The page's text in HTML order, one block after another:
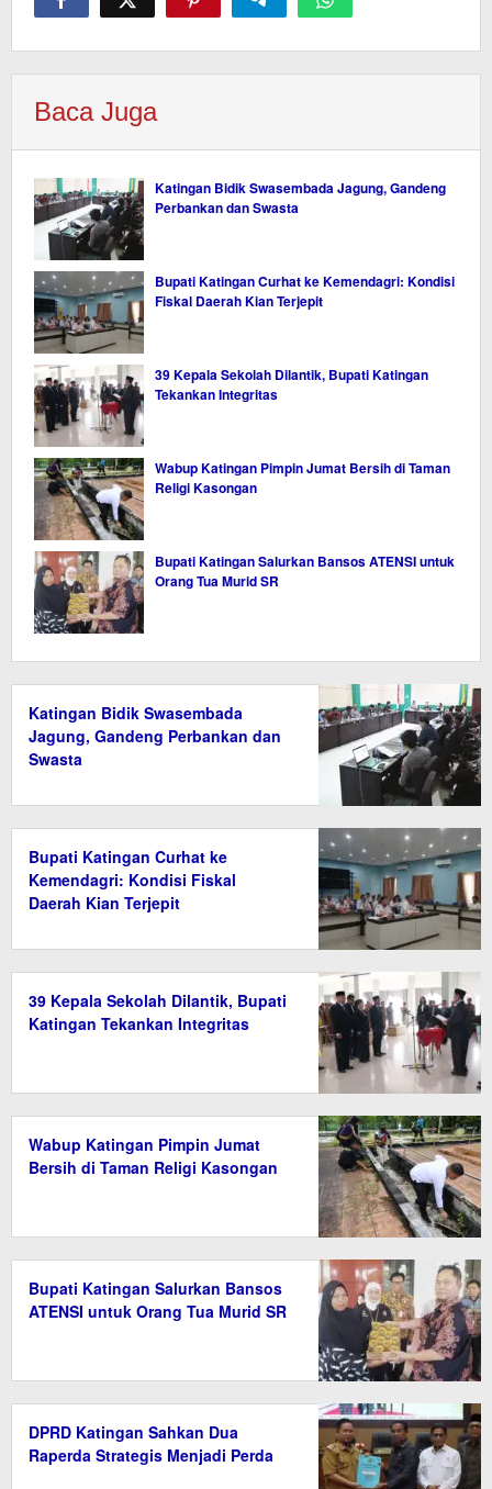
Baca Juga
Katingan Bidik Swasembada Jagung, Gandeng
Perbankan dan Swasta
Bupati Katingan Curhat ke Kemendagri: Kondisi
Fiskal Daerah Kian Terjepit
39 Kepala Sekolah Dilantik, Bupati Katingan
Tekankan Integritas
Wabup Katingan Pimpin Jumat Bersih di Taman
Religi Kasongan
Bupati Katingan Salurkan Bansos ATENSI untuk
Orang Tua Murid SR
Katingan Bidik Swasembada
Jagung, Gandeng Perbankan dan
Swasta
Bupati Katingan Curhat ke
Kemendagri: Kondisi Fiskal
Daerah Kian Terjepit
39 Kepala Sekolah Dilantik, Bupati
Katingan Tekankan Integritas
Wabup Katingan Pimpin Jumat
Bersih di Taman Religi Kasongan
Bupati Katingan Salurkan Bansos
ATENSI untuk Orang Tua Murid SR
DPRD Katingan Sahkan Dua
Raperda Strategis Menjadi Perda